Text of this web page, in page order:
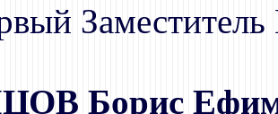
Заместитель
Борис